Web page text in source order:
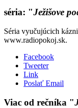
séria: "Ježišove
Séria vyučujúcich
www.radiopokoj.sk.
Facebook
Tweeter
Link
Poslať Email
Viac od rečníka "